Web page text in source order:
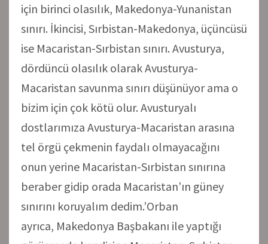
için birinci olasılık, Makedonya-Yunanistan
sınırı. İkincisi, Sırbistan-Makedonya, üçüncüsü
ise Macaristan-Sırbistan sınırı. Avusturya,
dördüncü olasılık olarak Avusturya-
Macaristan savunma sınırı düşünüyor ama o
bizim için çok kötü olur. Avusturyalı
dostlarımıza Avusturya-Macaristan arasına
tel örgü çekmenin faydalı olmayacağını
onun yerine Macaristan-Sırbistan sınırına
beraber gidip orada Macaristan’ın güney
sınırını koruyalım dedim.’Orban
ayrıca, Makedonya Başbakanı ile yaptığı